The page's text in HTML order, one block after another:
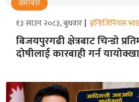
समाचार
१३ साउन २०८३, बुधवार इन्डिजिनियस
बिजयपुरगढी क्षेत्रबाट चिन्डो
दोषीलाई कारबाही गर्न